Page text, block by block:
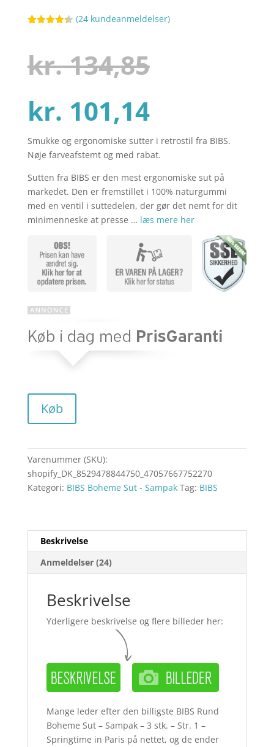
baseret
på
kundebedø
(24 kundeanmeldelser)
kr.134,85
pris
var:
kr.
kr. 101,14Den
aktuelle
pris
er:
kr.
Smukke og ergonomiske sutter i retrostil fra BIBS.
Nøje farveafstemt og med rabat.
Sutten fra BIBS er den mest ergonomiske sut på
markedet. Den er fremstillet i 100% naturgummi
med en ventil i suttedelen, der gør det nemt for dit
minimenneske at presse … læs mere her
Køb
Varenummer (SKU):
shopify_DK_8529478844750_47057667752270
Kategori: BIBS Boheme Sut - Sampak Tag: BIBS
Beskrivelse
Anmeldelser (24)
Beskrivelse
Yderligere beskrivelse og flere billeder her:
Mange leder efter den billigste BIBS Rund
Boheme Sut – Sampak – 3 stk. – Str. 1 –
Springtime in Paris på nettet, og de ender